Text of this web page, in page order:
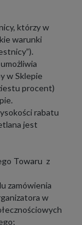
którzy w
warunki
w Sklepie
procent)
rabatu
jest
Towaru z
zamówienia
w